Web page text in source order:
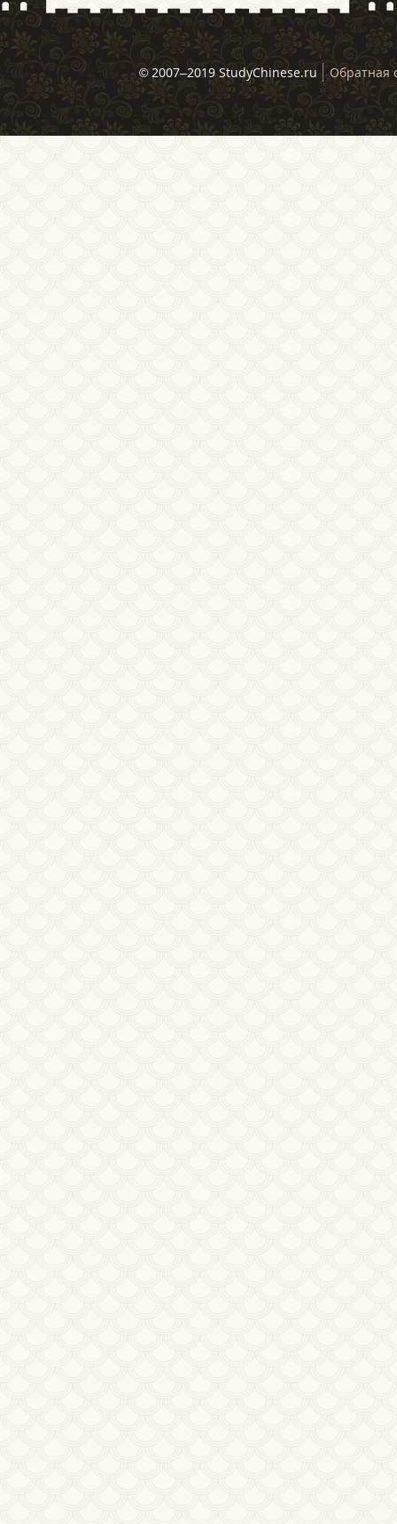
© 2007–2019 StudyChinese.ru Обратная